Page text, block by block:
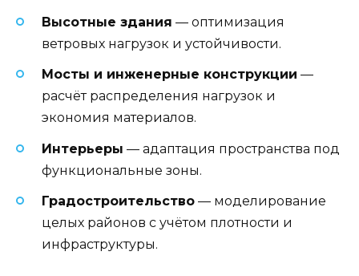
Высотные здания — оптимизация
ветровых нагрузок и устойчивости.
Мосты и инженерные конструкции —
расчёт распределения нагрузок и
экономия материалов.
Интерьеры — адаптация пространства под
функциональные зоны.
Градостроительство — моделирование
целых районов с учётом плотности и
инфраструктуры.